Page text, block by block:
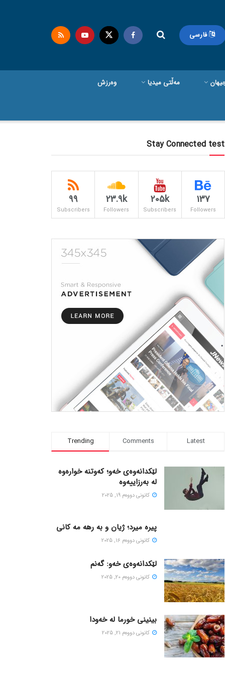
فارسی
مەڵتی میدیا وەرزش
Stay Connected test
137
Followers
205k
Subscribers
23.9k
Followers
99
Subscribers
Trending Comments Latest
لێکدانەوەی خەو؛ کەوتنە خوارەوە
لە بەرزاییەوە
كانونی دووه‌م 19, 2025
پیره میرد؛ ژیان و به رهه مه کانی
كانونی دووه‌م 16, 2025
لێکدانەوەی خەو: گەنم
كانونی دووه‌م 20, 2025
بینینی خورما لە خەودا
كانونی دووه‌م 21, 2025